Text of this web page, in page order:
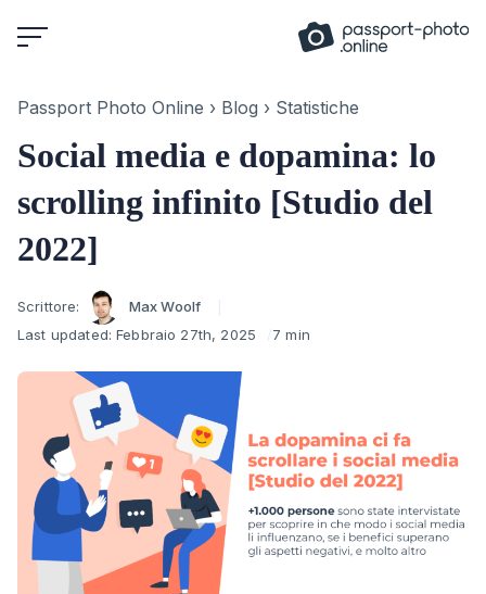
to
Passport Photo Online › Blog › Statistiche
Social media e dopamina: lo
scrolling infinito [Studio del
2022]
Author
Scrittore:
Max Woolf
Last updated:Febbraio 27th, 2025 7 min